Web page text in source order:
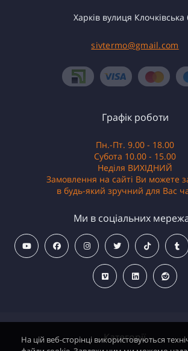
Харків вулиця Клочківська
sivtermo@gmail.com
Категорії
Графік роботи
Пн.-Пт. 9.00 - 18.00
Субота 10.00 - 15.00
Неділя ВИХІДНИЙ
Замовлення на сайті Ви можете
в будь-який зручний для Вас
Ми в соціальних
На цій веб-сторінці використовуються